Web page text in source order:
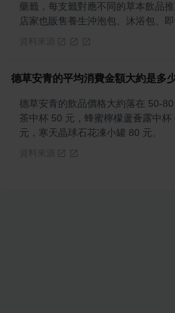
藥籤，每支籤對應不同的草本飲品
店家也販售養生沖泡包、沐浴包、即
德草安青的平均消費金額大約是多
德草安青的飲品價格大約落在 50-
茶中杯 50 元，蜂蜜檸檬蘆薈露中
元，寒天晶球石花凍小罐 80 元。